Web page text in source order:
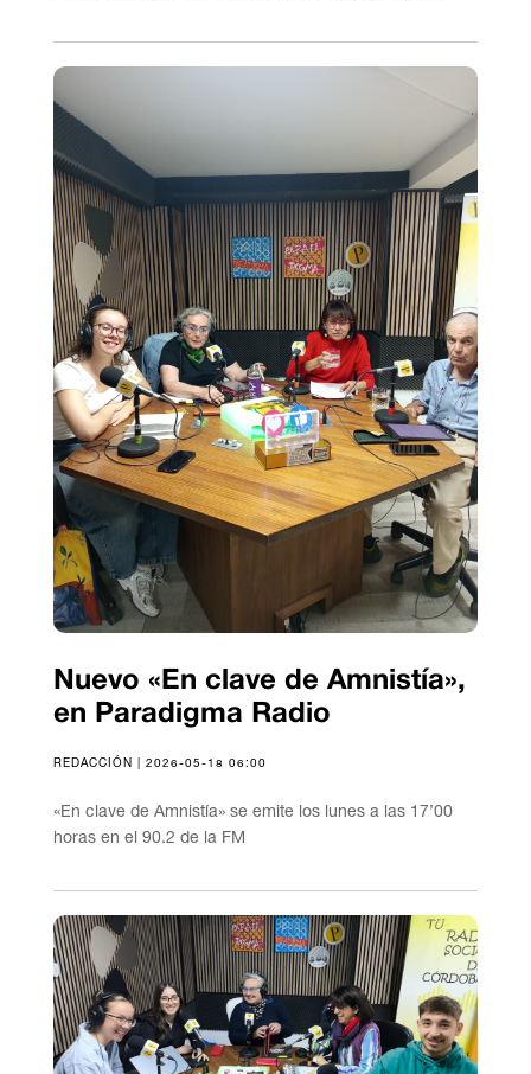
Nuevo «En clave de Amnistía»,
en Paradigma Radio
REDACCIÓN | 2026-05-18 06:00
«En clave de Amnistía» se emite los lunes a las 17’00
horas en el 90.2 de la FM